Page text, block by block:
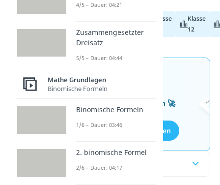
Klasse
Klasse
12
Jetzt neu: Teste dein
Wissen mit unseren
kostenlosen Aufgaben 🚀
Aufgaben entdecken
Inhaltsübersicht
4/5 – Dauer: 04:21
Zusammengesetzter
Dreisatz
5/5 – Dauer: 04:44
Mathe Grundlagen
Binomische Formeln
Binomische Formeln
1/6 – Dauer: 03:46
2. binomische Formel
2/6 – Dauer: 04:17